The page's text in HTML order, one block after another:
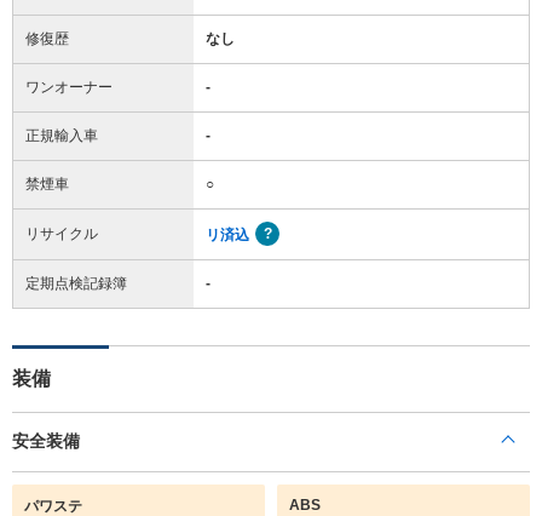
修復歴 なし
ワンオーナー -
正規輸入車 -
禁煙車 ○
リサイクル リ済込
定期点検記録簿 -
装備
安全装備
パワステ ABS